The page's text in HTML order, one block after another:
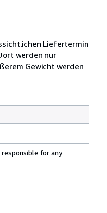
Liefertermin
werden nur
Gewicht werden
responsible for any